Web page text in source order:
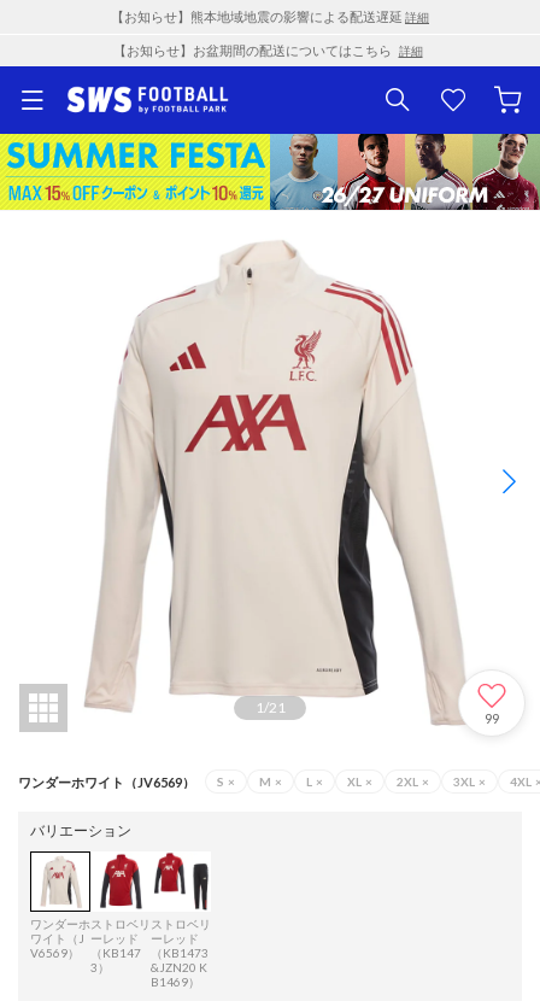
【お知らせ】熊本地域地震の影響による配送遅延 詳細
【お知らせ】お盆期間の配送についてはこちら 詳細
1/21
99
ワンダーホワイト（JV6569） S × M × L × XL × 2XL × 3XL × 4XL
バリエーション
ワンダーホ
ワイト（J
V6569）
ストロベリ
ーレッド
（KB147
3）
ストロベリ
ーレッド
（KB1473
&JZN20 K
B1469）